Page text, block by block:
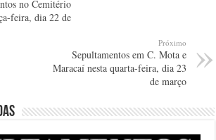
no Cemitério
feira, dia 22 de
Próximo
Sepultamentos em C. Mota e
Maracaí nesta quarta-feira, dia 23
de março